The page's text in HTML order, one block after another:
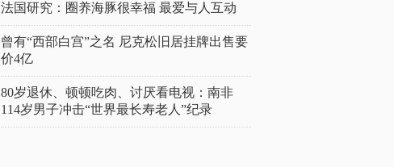
法国研究：圈养海豚很幸福 最爱与人互动
曾有“西部白宫”之名 尼克松旧居挂牌出售要
价4亿
80岁退休、顿顿吃肉、讨厌看电视：南非
114岁男子冲击“世界最长寿老人”纪录